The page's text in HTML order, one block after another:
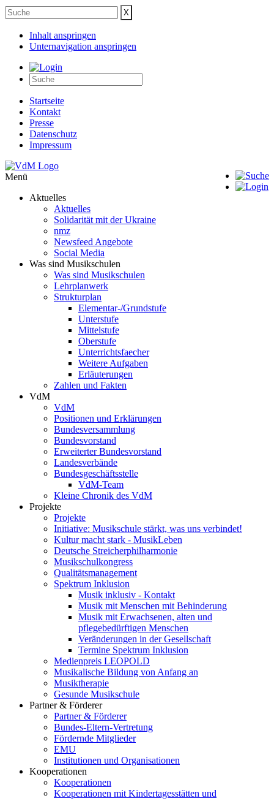
Inhalt anspringen
Unternavigation anspringen
Startseite
Kontakt
Presse
Datenschutz
Impressum
Menü
Aktuelles
Aktuelles
Solidarität mit der Ukraine
nmz
Newsfeed Angebote
Social Media
Was sind Musikschulen
Was sind Musikschulen
Lehrplanwerk
Strukturplan
Elementar-/Grundstufe
Unterstufe
Mittelstufe
Oberstufe
Unterrichtsfaecher
Weitere Aufgaben
Erläuterungen
Zahlen und Fakten
VdM
VdM
Positionen und Erklärungen
Bundesversammlung
Bundesvorstand
Erweiterter Bundesvorstand
Landesverbände
Bundesgeschäftsstelle
VdM-Team
Kleine Chronik des VdM
Projekte
Projekte
Initiative: Musikschule stärkt, was uns verbindet!
Kultur macht stark - MusikLeben
Deutsche Streicherphilharmonie
Musikschulkongress
Qualitätsmanagement
Spektrum Inklusion
Musik inklusiv - Kontakt
Musik mit Menschen mit Behinderung
Musik mit Erwachsenen, alten und
pflegebedürftigen Menschen
Veränderungen in der Gesellschaft
Termine Spektrum Inklusion
Medienpreis LEOPOLD
Musikalische Bildung von Anfang an
Musiktherapie
Gesunde Musikschule
Partner & Förderer
Partner & Förderer
Bundes-Eltern-Vertretung
Fördernde Mitglieder
EMU
Institutionen und Organisationen
Kooperationen
Kooperationen
Kooperationen mit Kindertagesstätten und